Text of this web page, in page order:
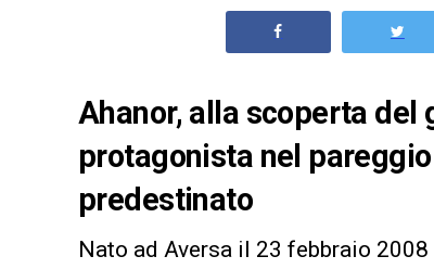
Ahanor, alla scoperta del
protagonista nel
predestinato
Nato ad Aversa il 23 febbraio